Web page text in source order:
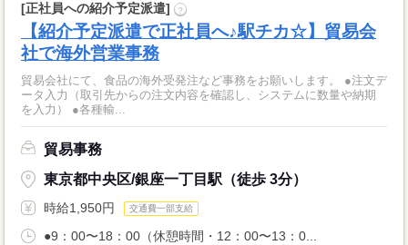
[正社員への紹介予定派遣] ?
【紹介予定派遣で正社員へ♪駅チカ☆】貿易会
社で海外営業事務
貿易会社にて、食品の海外受発注など事務をお願いします。 ●注文デ
ータ入力（取引先からの注文内容を確認し、システムに数量や納期
を入力） ●各種輸...
貿易事務
東京都中央区/銀座一丁目駅（徒歩 3分）
時給1,950円 交通費一部支給
●9：00〜18：00（休憩時間・12：00〜13：0...